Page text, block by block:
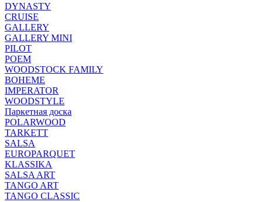
DYNASTY
CRUISE
GALLERY
GALLERY MINI
PILOT
POEM
WOODSTOCK FAMILY
BOHEME
IMPERATOR
WOODSTYLE
Паркетная доска
POLARWOOD
TARKETT
SALSA
EUROPARQUET
KLASSIKA
SALSA ART
TANGO ART
TANGO CLASSIC